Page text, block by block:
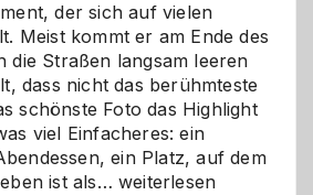
der sich auf vielen
Meist kommt er am Ende des
die Straßen langsam leeren
dass nicht das berühmteste
schönste Foto das Highlight
viel Einfacheres: ein
ein Platz, auf dem
ist als… Als
weiterlesen